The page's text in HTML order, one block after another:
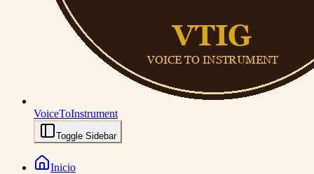
VoiceToInstrument
Toggle Sidebar
Inicio